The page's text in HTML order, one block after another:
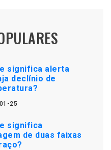
significa alerta
declínio de
25
significa
de duas faixas